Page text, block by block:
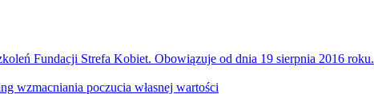
Fundacji Strefa Kobiet. Obowiązuje od dnia 19 sierpnia 2016 roku.
wzmacniania poczucia własnej wartości